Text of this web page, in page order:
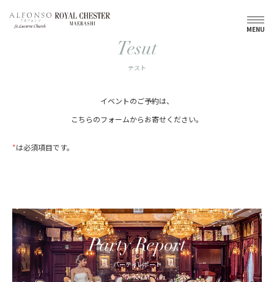
MENU
トップ テスト
Tesut
テスト
イベントのご予約は、
こちらのフォームからお寄せください。
*は必須項目です。
Party Report
パーティレポート